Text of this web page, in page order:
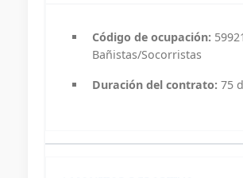
Código de ocupación:
Bañistas/Socorristas
Duración del contrato: 75